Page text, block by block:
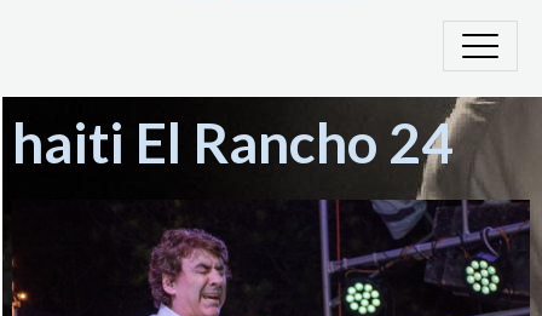
haiti El Rancho 24